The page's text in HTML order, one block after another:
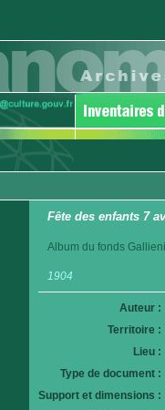
Fête des enfants 7
Album du fonds
1904
Auteur :
Territoire :
Lieu :
Type de document :
Support et dimensions :